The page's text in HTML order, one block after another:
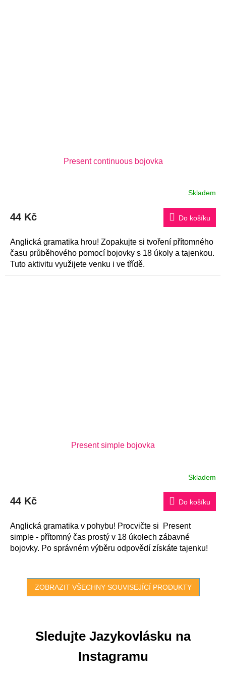
Present continuous bojovka
je
5
hvězdiček.
Skladem
44 Kč Do košíku
Anglická gramatika hrou! Zopakujte si tvoření přítomného
času průběhového pomocí bojovky s 18 úkoly a tajenkou.
Tuto aktivitu využijete venku i ve třídě.
Present simple bojovka
je
5
hvězdiček.
Skladem
44 Kč Do košíku
Anglická gramatika v pohybu! Procvičte si Present
simple - přítomný čas prostý v 18 úkolech zábavné
bojovky. Po správném výběru odpovědí získáte tajenku!
ZOBRAZIT VŠECHNY SOUVISEJÍCÍ PRODUKTY
Sledujte Jazykovlásku na
Instagramu